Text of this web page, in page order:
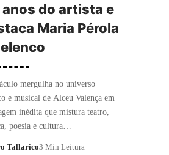
do artista e
Maria Pérola
mergulha no universo
e musical de Alceu Valença em
inédita que mistura teatro,
poesia e cultura…
Tallarico3 Min Leitura